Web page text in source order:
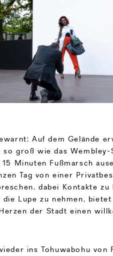
Auf dem Gelände
groß wie das Wembley-
Minuten Fußmarsch
Tag von einer
dabei Kontakte zu
Lupe zu nehmen, bietet
der Stadt einen
ins Tohuwabohu von